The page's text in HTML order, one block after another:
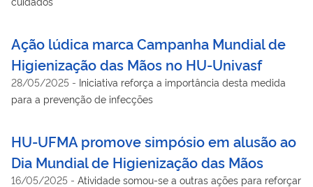
Ação lúdica marca Campanha Mundial de
Higienização das Mãos no HU-Univasf
28/05/2025 - Iniciativa reforça a importância desta medida
para a prevenção de infecções
HU-UFMA promove simpósio em alusão ao
Dia Mundial de Higienização das Mãos
16/05/2025 - Atividade somou-se a outras ações para reforçar